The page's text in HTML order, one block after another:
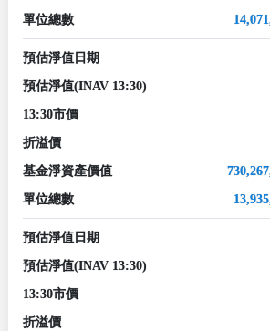
單位總數
預估淨值日期
預估淨值(INAV 13:30)
13:30市價
折溢價
基金淨資產價值
單位總數
預估淨值日期
預估淨值(INAV 13:30)
13:30市價
折溢價